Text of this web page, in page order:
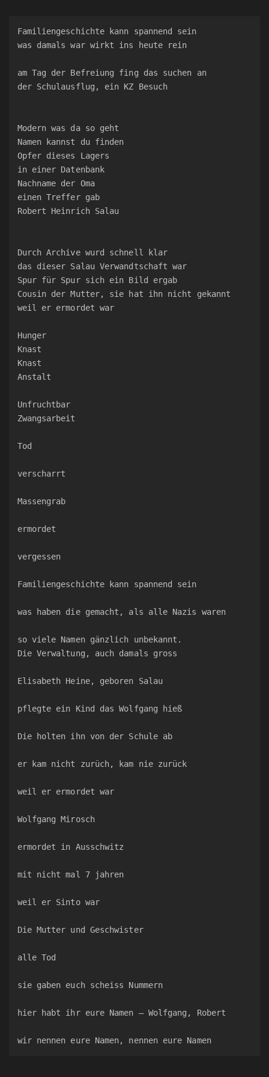
Familiengeschichte kann spannend sein
was damals war wirkt ins heute rein
am Tag der Befreiung fing das suchen an
der Schulausflug, ein KZ Besuch
Modern was da so geht
Namen kannst du finden
Opfer dieses Lagers
in einer Datenbank
Nachname der Oma
einen Treffer gab
Robert Heinrich Salau
Durch Archive wurd schnell klar
das dieser Salau Verwandtschaft war
Spur für Spur sich ein Bild ergab
Cousin der Mutter, sie hat ihn nicht gekannt
weil er ermordet war
Hunger
Knast
Knast
Anstalt
Unfruchtbar
Zwangsarbeit
Tod
verscharrt
Massengrab
ermordet
vergessen
Familiengeschichte kann spannend sein
was haben die gemacht, als alle Nazis waren
so viele Namen gänzlich unbekannt.
Die Verwaltung, auch damals gross
Elisabeth Heine, geboren Salau
pflegte ein Kind das Wolfgang hieß
Die holten ihn von der Schule ab
er kam nicht zurüch, kam nie zurück
weil er ermordet war
Wolfgang Mirosch
ermordet in Ausschwitz
mit nicht mal 7 jahren
weil er Sinto war
Die Mutter und Geschwister
alle Tod
sie gaben euch scheiss Nummern
hier habt ihr eure Namen – Wolfgang, Robert
wir nennen eure Namen, nennen eure Namen